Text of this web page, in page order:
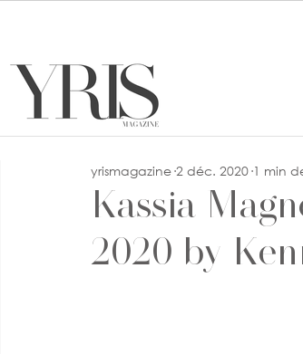
Kassia
2020 by
yrismagazine 2 déc. 2020 1 min